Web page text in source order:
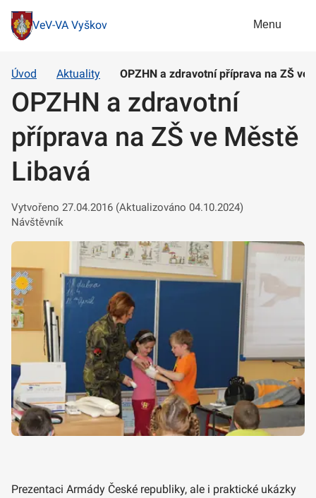
VeV-VA Vyškov Menu
Úvod Aktuality OPZHN a zdravotní příprava na ZŠ ve
OPZHN a zdravotní
příprava na ZŠ ve Městě
Libavá
Vytvořeno 27.04.2016 (Aktualizováno 04.10.2024)
Návštěvník
Prezentaci Armády České republiky, ale i praktické ukázky